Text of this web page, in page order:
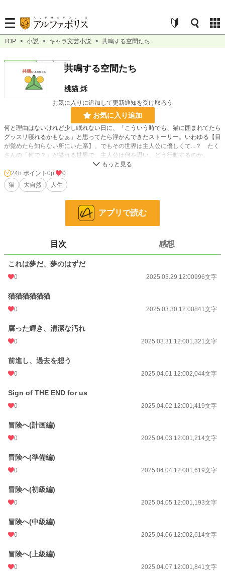
TOP > 小説 > キャラ文芸小説 > 共鳴する空間たち
長編共鳴する空間たち
桃猫 秌
お気に入りに追加して更新通知を受け取ろう
お気に入り追加
何と理由はないけれど少し眠れない日に、「こういう時でも、猫に囲まれてたら
グッスリ寝れるかもなぁ」と思ってたら浮かんできたストーリー。いわゆる【目
が覚めたら知らない所にいた系】。でもその世界は主人公に優しくて...？ たく
さんの「何で？」が溢れる世界で、主人公は何を思い、どう行動するのか。
『空間たち』シリーズの第一弾となる、桃猫秌初の二万文字越え作品。彼にとっ
て挑戦でも区切りでも成長でもあるこの作品は、「彼らしさ」溢れる世界となっ
ている。
228,881 位 / 228,881 件
5,634 位 / 5,634 件
24h.ポイント 0 pt
文字数
更新日時 2025.04.12 12:00
初回公開日時
初回完結日時 2025.04.14 22:39
週間ポイント
月間ポイント 0 pt (228,881 位)
累計ポイント
24h.ポイント 0pt
0
猫
大自然 人生
アプリで読む
目次 感想
これは夢だ、夢のはずだ
0 2025.03.29 12:00996文字
猫猫猫猫猫猫
0 2025.03.30 12:00841文字
腐った輝き、清潔な汚れ
0 2025.03.31 12:001,321文字
前進し、過去を想う
0 2025.04.01 12:002,044文字
Sign of THE END for us
0 2025.04.02 12:001,419文字
冒険へ(計画編)
0 2025.04.03 12:001,214文字
冒険へ(準備編)
0 2025.04.04 12:001,619文字
冒険へ(初級編)
0 2025.04.05 12:001,193文字
冒険へ(中級編)
0 2025.04.06 12:002,614文字
冒険へ(上級編)
0 2025.04.07 12:001,841文字